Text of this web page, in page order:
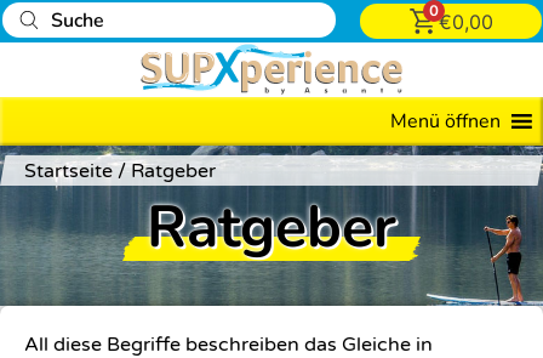
0€0,00
Menü öffnen
Startseite/Ratgeber
Ratgeber
All diese Begriffe beschreiben das Gleiche in